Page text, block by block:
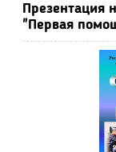
Презентация
"Первая